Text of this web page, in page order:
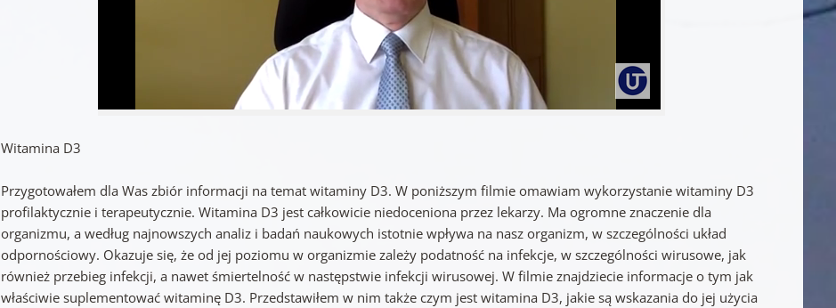
Witamina D3
Przygotowałem dla Was zbiór informacji na temat witaminy D3. W poniższym filmie omawiam wykorzystanie witaminy D3
profilaktycznie i terapeutycznie. Witamina D3 jest całkowicie niedoceniona przez lekarzy. Ma ogromne znaczenie dla
organizmu, a według najnowszych analiz i badań naukowych istotnie wpływa na nasz organizm, w szczególności układ
odpornościowy. Okazuje się, że od jej poziomu w organizmie zależy podatność na infekcje, w szczególności wirusowe, jak
również przebieg infekcji, a nawet śmiertelność w następstwie infekcji wirusowej. W filmie znajdziecie informacje o tym jak
właściwie suplementować witaminę D3. Przedstawiłem w nim także czym jest witamina D3, jakie są wskazania do jej użycia